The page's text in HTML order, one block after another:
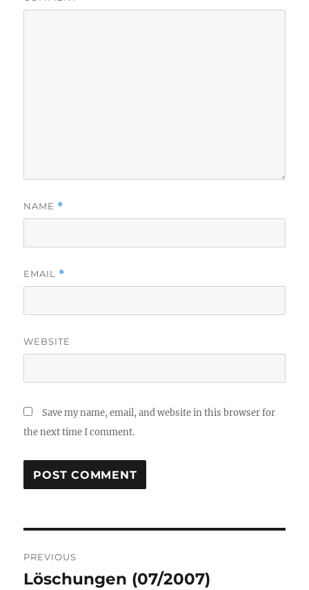
NAME *
EMAIL *
WEBSITE
Save my name, email, and website in this browser for
the next time I comment.
navigation
PREVIOUS
Previous
Löschungen (07/2007)